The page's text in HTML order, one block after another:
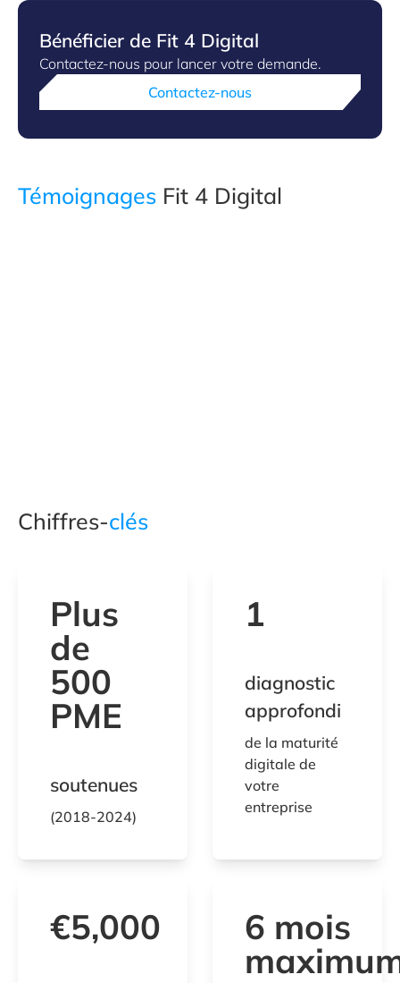
Bénéficier de Fit 4 Digital
Contactez-nous pour lancer votre demande.
Contactez-nous
Témoignages Fit 4 Digital
Chiffres-clés
Plus
de
500
PME
soutenues
(2018-2024)
1
diagnostic
approfondi
de la maturité
digitale de
votre
entreprise
€5,000 6 mois